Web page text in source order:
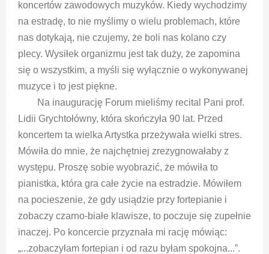
koncertów zawodowych muzyków. Kiedy wychodzimy
na estradę, to nie myślimy o wielu problemach, które
nas dotykają, nie czujemy, że boli nas kolano czy
plecy. Wysiłek organizmu jest tak duży, że zapomina
się o wszystkim, a myśli się wyłącznie o wykonywanej
muzyce i to jest piękne.
Na inaugurację Forum mieliśmy recital Pani prof.
Lidii Grychtołówny, która skończyła 90 lat. Przed
koncertem ta wielka Artystka przeżywała wielki stres.
Mówiła do mnie, że najchętniej zrezygnowałaby z
występu. Proszę sobie wyobrazić, że mówiła to
pianistka, która gra całe życie na estradzie. Mówiłem
na pocieszenie, że gdy usiądzie przy fortepianie i
zobaczy czarno-białe klawisze, to poczuje się zupełnie
inaczej. Po koncercie przyznała mi rację mówiąc:
„...zobaczyłam fortepian i od razu byłam spokojna...”.